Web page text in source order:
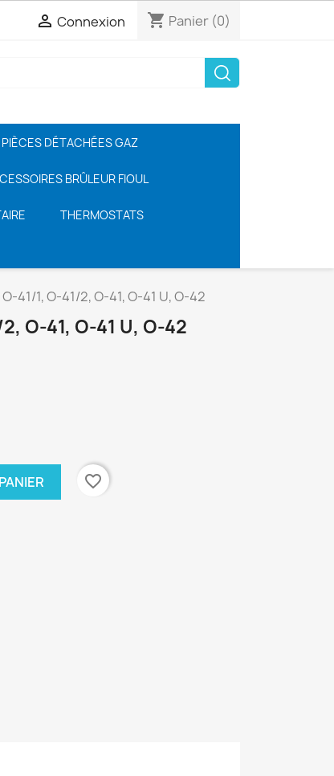
 Connexion shopping_cart Panier (0)
PIÈCES DÉTACHÉES GAZ
BRÛLEUR FIOUL
THERMOSTATS
41/1, O-41/2, O-41, O-41 U, O-42
O-41, O-41 U, O-42
favorite_border